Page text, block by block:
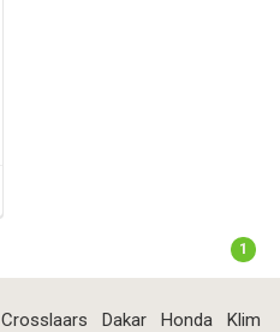
1
Crosslaars Dakar Honda
Klim